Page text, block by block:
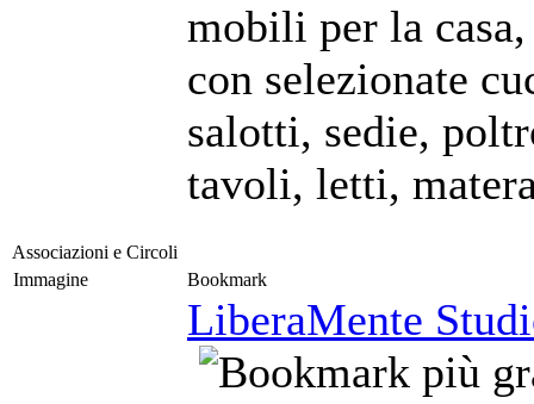
mobili per la
con selezionate
salotti, sedie,
tavoli, letti,
Associazioni e Circoli
Immagine
Bookmark
LiberaMente